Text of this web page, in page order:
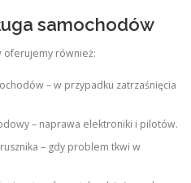
samochodów
oferujemy również:
– w przypadku zatrzaśnięcia
– naprawa elektroniki i pilotów.
– gdy problem tkwi w